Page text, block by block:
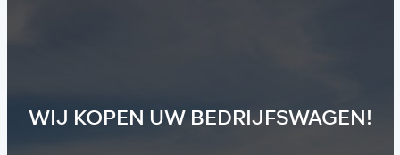
WIJ KOPEN UW BEDRIJFSWAGEN!